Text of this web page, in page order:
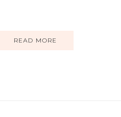
READ MORE